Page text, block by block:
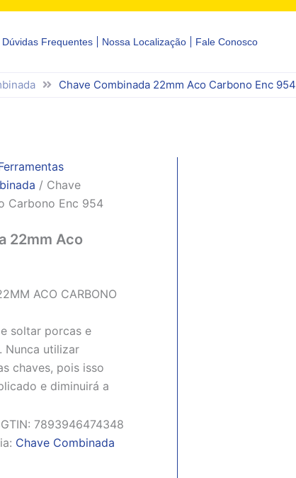
Dúvidas Frequentes Nossa Localização Fale Conosco
Chave Combinada 22mm Aco Carbono Enc 954
/ Chave
Carbono Enc 954
22mm Aco
ACO CARBONO
soltar porcas e
Nunca utilizar
chaves, pois isso
e diminuirá a
GTIN: 7893946474348
Chave Combinada